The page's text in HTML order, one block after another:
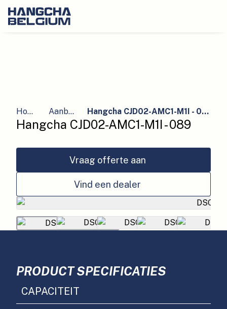
Home Aanbod Hangcha CJD02-AMC1-M1I - 089
Hangcha CJD02-AMC1-M1I - 089
Vraag offerte aan
Vind een dealer
PRODUCT SPECIFICATIES
CAPACITEIT